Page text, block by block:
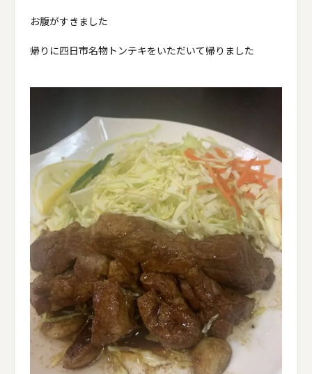
お腹がすきました
帰りに四日市名物トンテキをいただいて帰りました